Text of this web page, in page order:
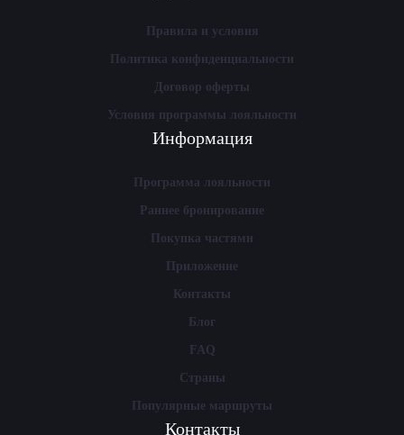
Правила и условия
Политика конфиденциальности
Договор оферты
Условия программы лояльности
Информация
Программа лояльности
Раннее бронирование
Покупка частями
Приложение
Контакты
Блог
FAQ
Страны
Популярные маршруты
Контакты